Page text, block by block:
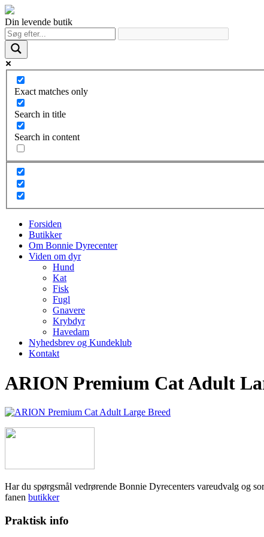
Din levende butik
Exact matches only
Search in title
Search in content
Forsiden
Butikker
Om Bonnie Dyrecenter
Viden om dyr
Hund
Kat
Fisk
Fugl
Gnavere
Krybdyr
Havedam
Nyhedsbrev og Kundeklub
Kontakt
ARION Premium Cat Adult
Har du spørgsmål vedrørende Bonnie Dyrecenters vareudvalg og
fanen butikker
Praktisk info